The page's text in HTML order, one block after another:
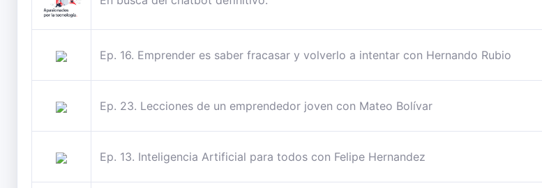
Ep. 16. Emprender es saber fracasar y volverlo a intentar con Hernando Rubio
Ep. 23. Lecciones de un emprendedor joven con Mateo Bolívar
Ep. 13. Inteligencia Artificial para todos con Felipe Hernandez